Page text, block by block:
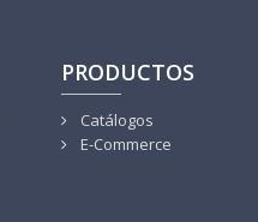
PRODUCTOS
Catálogos
E-Commerce